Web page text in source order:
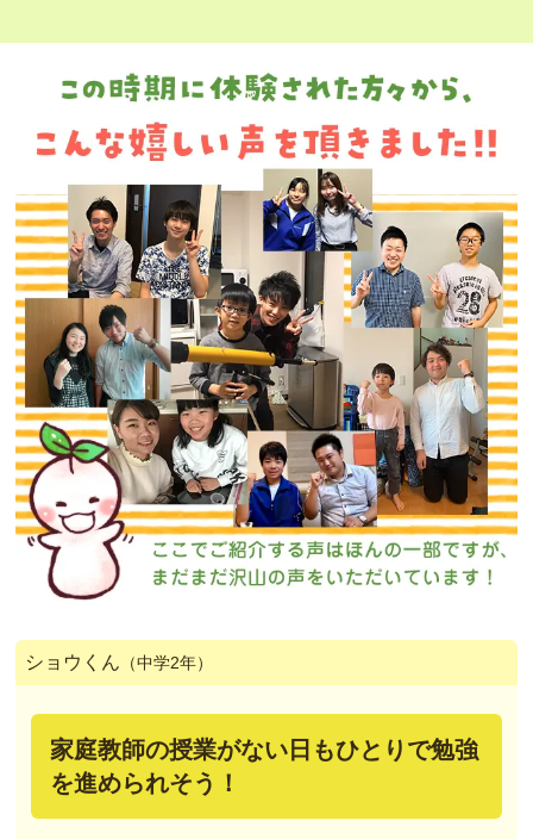
ショウくん （中学2年）
家庭教師の授業がない日もひとりで勉強
を進められそう！